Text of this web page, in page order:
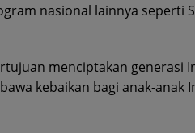
nasional lainnya seperti
menciptakan generasi
kebaikan bagi anak-anak